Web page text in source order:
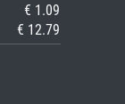
€ 1.09
€ 12.79